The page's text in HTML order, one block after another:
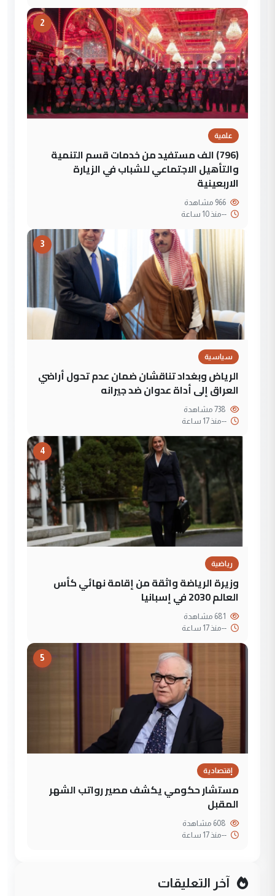
2
علمية
(796) الف مستفيد من خدمات قسم التنمية
والتأهيل الاجتماعي للشباب في الزيارة
الاربعينية
--منذ 10 ساعة
3
سياسية
الرياض وبغداد تناقشان ضمان عدم تحول أراضي
العراق إلى أداة عدوان ضد جيرانه
--منذ 17 ساعة
4
رياضية
وزيرة الرياضة واثقة من إقامة نهائي كأس
العالم 2030 في إسبانيا
--منذ 17 ساعة
5
إقتصادية
مستشار حكومي يكشف مصير رواتب الشهر
المقبل
--منذ 17 ساعة
آخر التعليقات